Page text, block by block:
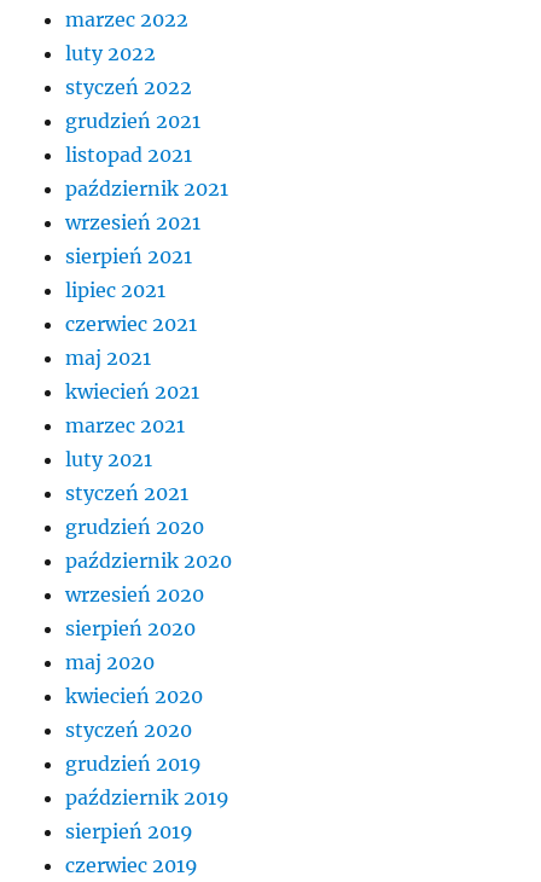
marzec 2022
luty 2022
styczeń 2022
grudzień 2021
listopad 2021
październik 2021
wrzesień 2021
sierpień 2021
lipiec 2021
czerwiec 2021
maj 2021
kwiecień 2021
marzec 2021
luty 2021
styczeń 2021
grudzień 2020
październik 2020
wrzesień 2020
sierpień 2020
maj 2020
kwiecień 2020
styczeń 2020
grudzień 2019
październik 2019
sierpień 2019
czerwiec 2019